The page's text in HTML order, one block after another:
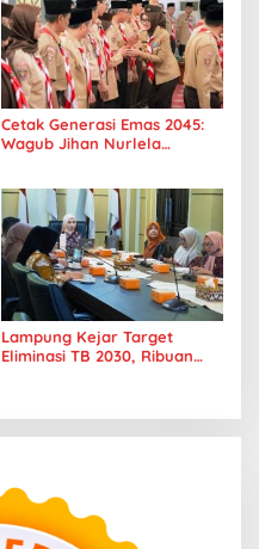
Cetak Generasi Emas 2045:
Wagub Jihan Nurlela
Era Digital
Lampung Kejar Target
Eliminasi TB 2030, Ribuan